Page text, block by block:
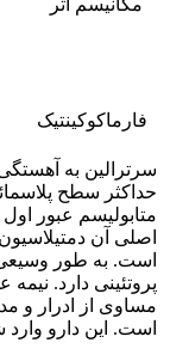
مکانیسم اثر
فارماکوکينتيک
سرترالین به
متابولیسم عبور
اصلی آن
مساوی از ادرار و
است. این دارو